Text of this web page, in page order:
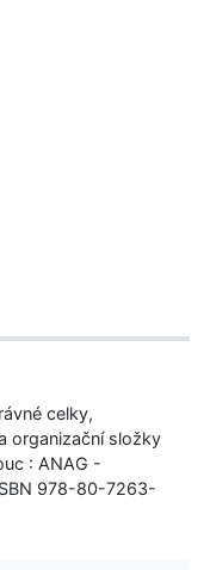
celky,
organizační složky
: ANAG -
978-80-7263-